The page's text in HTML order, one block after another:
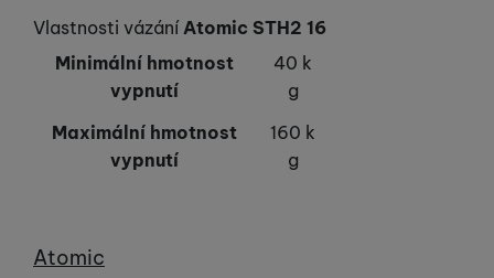
Vlastnosti vázání Atomic STH2 16
Minimální hmotnost
vypnutí
40 k
g
Maximální hmotnost
vypnutí
160 k
g
Výrobce
Atomic